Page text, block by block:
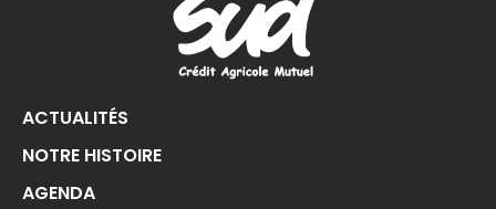
ACTUALITÉS
NOTRE HISTOIRE
AGENDA